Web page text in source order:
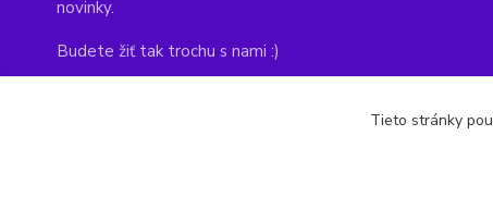
novinky.
Budete žiť tak trochu s nami :)
Tieto stránky